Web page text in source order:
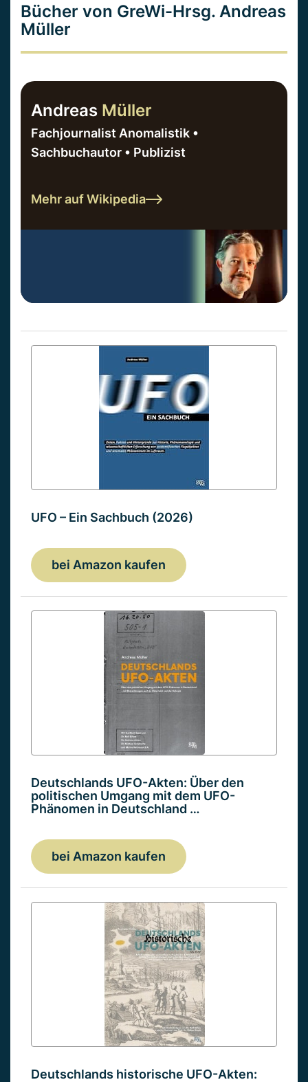
Bücher von GreWi-Hrsg. Andreas
Müller
Andreas Müller
Fachjournalist Anomalistik •
Sachbuchautor • Publizist
Mehr auf Wikipedia
UFO – Ein Sachbuch (2026)
bei Amazon kaufen
Deutschlands UFO-Akten: Über den
politischen Umgang mit dem UFO-
Phänomen in Deutschland …
bei Amazon kaufen
Deutschlands historische UFO-Akten: